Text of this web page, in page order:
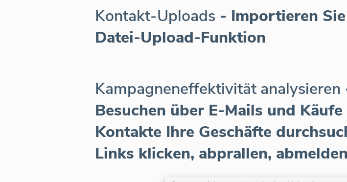
Kontakt-Uploads - Importieren
Datei-Upload-Funktion
Kampagneneffektivität analysieren
Besuchen über E-Mails und
Kontakte Ihre Geschäfte
Links klicken, abprallen,